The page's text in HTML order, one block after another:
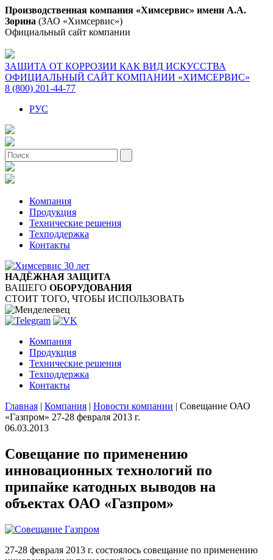
Производственная компания «Химсервис» имени А.А.
Зорина (ЗАО «Химсервис»)
Официальный сайт компании
ЗАЩИТА ОТ КОРРОЗИИ КАК ВИД ИСКУССТВА
ОФИЦИАЛЬНЫЙ САЙТ КОМПАНИИ «ХИМСЕРВИС»
8 (800) 201-44-77
РУС
Компания
Продукция
Технические решения
Техподдержка
Контакты
НАДЁЖНАЯ ЗАЩИТА
ВАШЕГО ОБОРУДОВАНИЯ
СТОИТ ТОГО, ЧТОБЫ ИСПОЛЬЗОВАТЬ
Компания
Продукция
Технические решения
Техподдержка
Контакты
Главная | Компания | Новости компании | Совещание ОАО
«Газпром» 27-28 февраля 2013 г.
06.03.2013
Совещание по применению
инновационных технологий по
припайке катодных выводов на
объектах ОАО «Газпром»
27-28 февраля 2013 г. состоялось совещание по применению